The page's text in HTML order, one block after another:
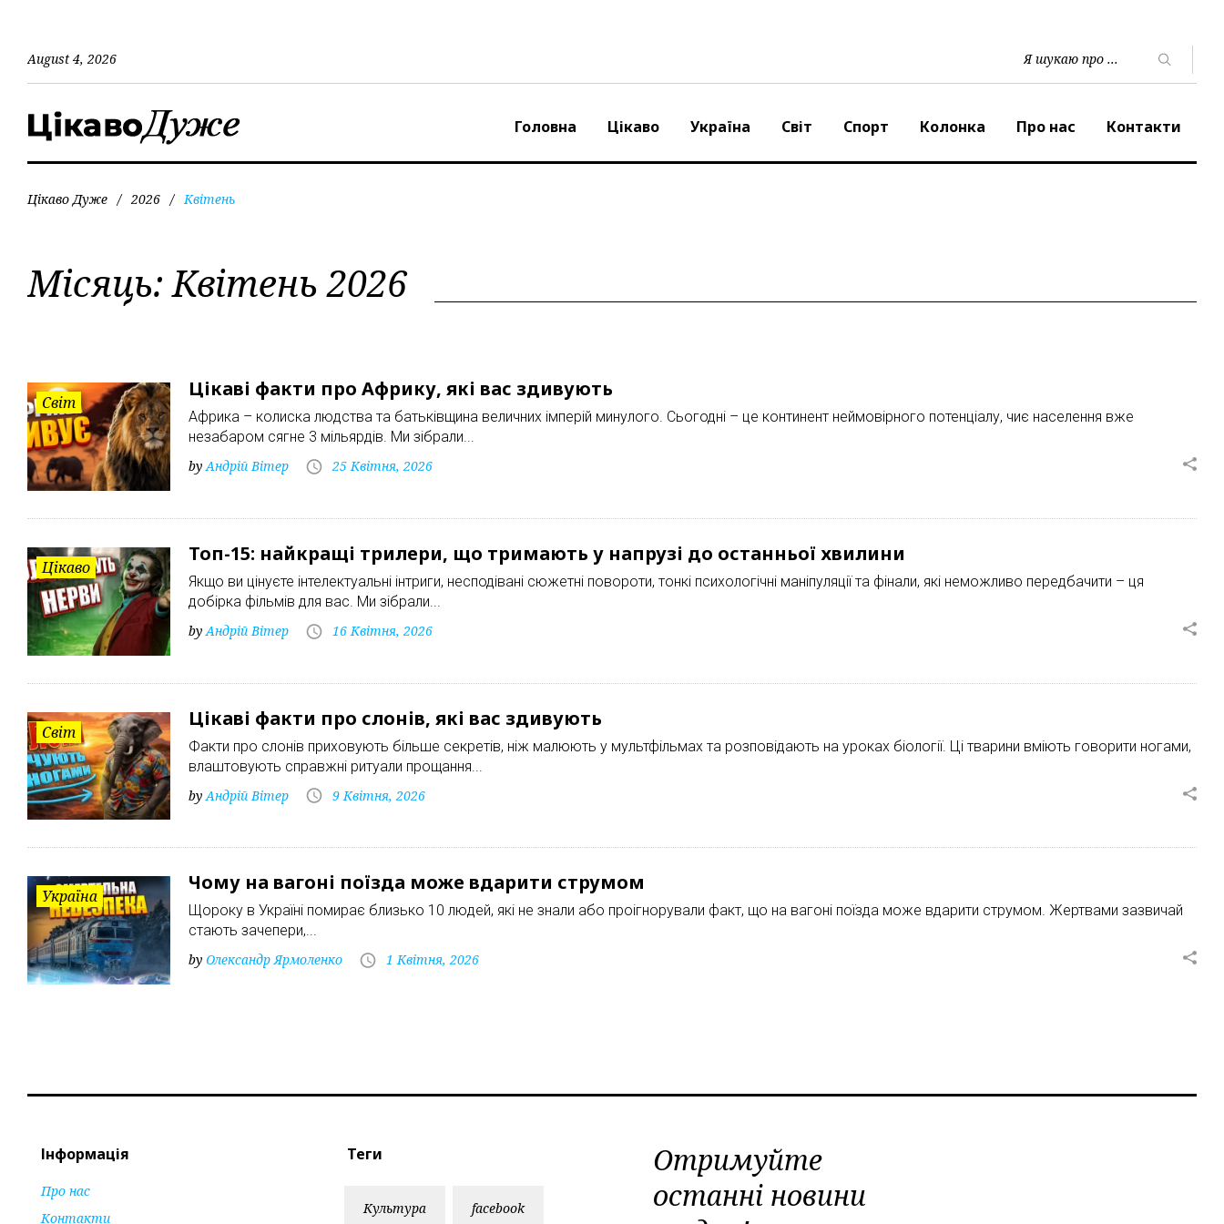
August 4, 2026
Головна Цікаво Україна Світ Спорт Колонка Про нас Контакти
Цікаво Дуже / 2026 / Квітень
Місяць:Квітень 2026
Світ
Цікаві факти про Африку, які вас здивують
Африка – колиска людства та батьківщина величних імперій минулого. Сьогодні – це континент неймовірного потенціалу, чиє населення вже
незабаром сягне 3 мільярдів. Ми зібрали...
byАндрій Вітер 25 Квітня, 2026
Цікаво
Топ-15: найкращі трилери, що тримають у напрузі до останньої хвилини
Якщо ви цінуєте інтелектуальні інтриги, несподівані сюжетні повороти, тонкі психологічні маніпуляції та фінали, які неможливо передбачити – ця
добірка фільмів для вас. Ми зібрали...
by Андрій Вітер 16 Квітня, 2026
Світ
Цікаві факти про слонів, які вас здивують
Факти про слонів приховують більше секретів, ніж малюють у мультфільмах та розповідають на уроках біології. Ці тварини вміють говорити ногами,
влаштовують справжні ритуали прощання...
by Андрій Вітер 9 Квітня, 2026
Україна
Чому на вагоні поїзда може вдарити струмом
Щороку в Україні помирає близько 10 людей, які не знали або проігнорували факт, що на вагоні поїзда може вдарити струмом. Жертвами зазвичай
стають зачепери,...
by Олександр Ярмоленко 1 Квітня, 2026
Інформація
Про нас
Контакти
Теги
Культура facebook
Отримуйте
останні новини